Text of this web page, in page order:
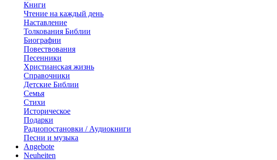
Книги
Чтение на каждый день
Наставление
Толкования Библии
Биографии
Повествования
Песенники
Христианская жизнь
Справочники
Детские Библии
Семья
Стихи
Историческое
Подарки
Радиопостановки / Аудиокниги
Песни и музыка
Angebote
Neuheiten